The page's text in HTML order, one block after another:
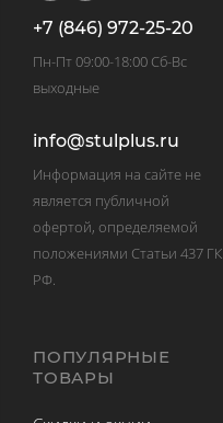
+7 (846) 972-25-20
Пн-Пт 09:00-18:00 Сб-Вс
выходные
info@stulplus.ru
Информация на сайте не
является публичной
офертой, определяемой
положениями Статьи 437 ГК
РФ.
ПОПУЛЯРНЫЕ
ТОВАРЫ